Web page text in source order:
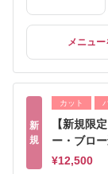
メニュー
新
規
カット
【新規限
ー・ブロー
¥12,500